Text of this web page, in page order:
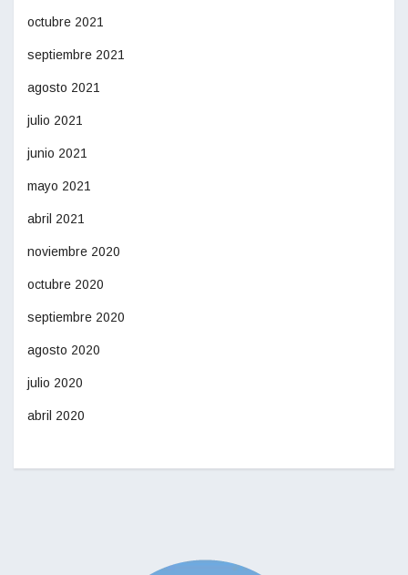
octubre 2021
septiembre 2021
agosto 2021
julio 2021
junio 2021
mayo 2021
abril 2021
noviembre 2020
octubre 2020
septiembre 2020
agosto 2020
julio 2020
abril 2020